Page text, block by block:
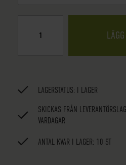
LAGERSTATUS: I LAGER
SKICKAS FRÅN
VARDAGAR
ANTAL KVAR I LAGER: 10 ST